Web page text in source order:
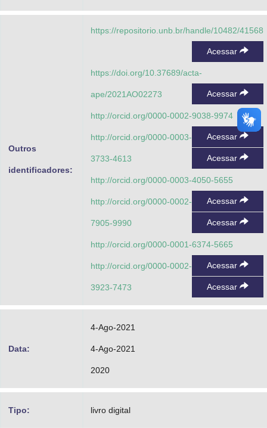
Outros
identificadores:
https://repositorio.unb.br/handle/10482/41568
Acessar
https://doi.org/10.37689/acta-
ape/2021AO02273 Acessar
http://orcid.org/0000-0002-9038-9974
Acessar
http://orcid.org/0000-0003-
3733-4613 Acessar
http://orcid.org/0000-0003-4050-5655
Acessar
http://orcid.org/0000-0002-
7905-9990 Acessar
http://orcid.org/0000-0001-6374-5665
Acessar
http://orcid.org/0000-0002-
3923-7473 Acessar
Data:
4-Ago-2021
4-Ago-2021
2020
Tipo: livro digital